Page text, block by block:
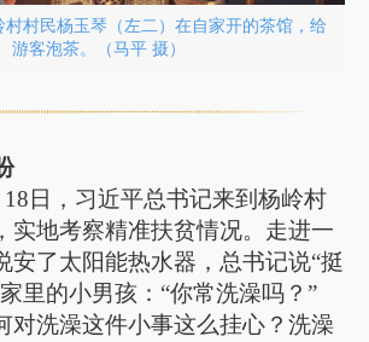
村村民杨玉琴（左二）在自家开的茶馆，给
游客泡茶。（马平 摄）
18日，习近平总书记来到杨岭村
实地考察精准扶贫情况。走进一
安了太阳能热水器，总书记说“挺
里的小男孩：“你常洗澡吗？”
对洗澡这件小事这么挂心？洗澡